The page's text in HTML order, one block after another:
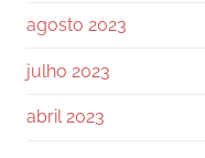
agosto 2023
julho 2023
abril 2023